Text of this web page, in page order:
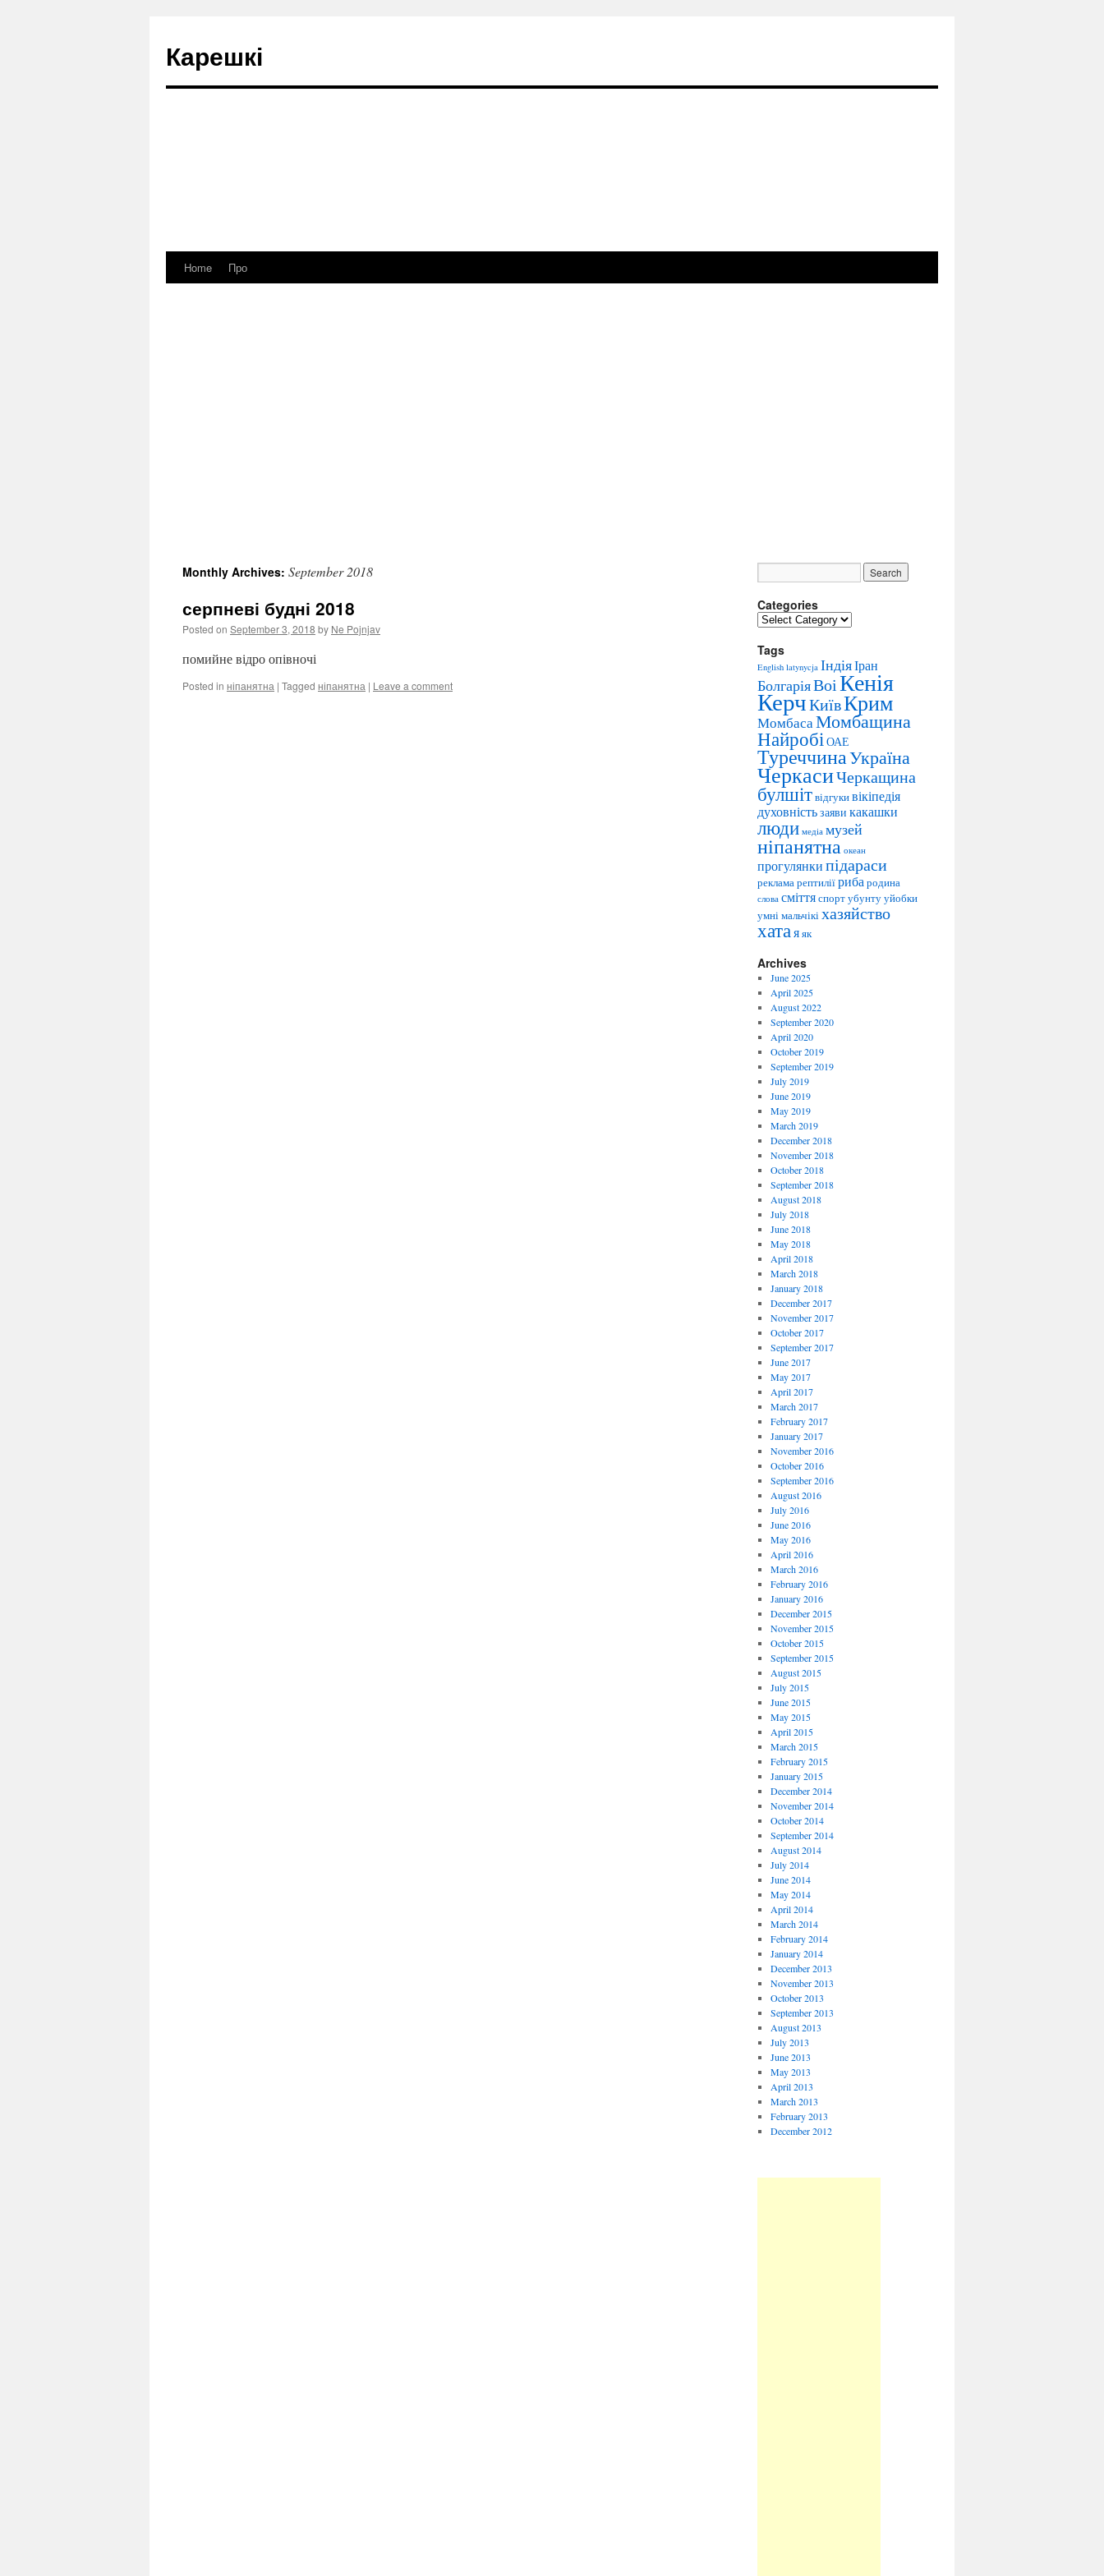
Карешкі
SkipHome Про
Monthly Archives: September 2018
серпневі будні 2018
Posted on September 3, 2018 by Ne Pojnjav
помийне відро опівночі
Posted in ніпанятна | Tagged ніпанятна | Leave a comment
Categories
C
t
e
g
o
r
i
e
s
Tags
English latynycja ІндіяІран
БолгаріяВоіКенія
КерчКиївКрим
МомбасаМомбащина
НайробіОАЕ
ТуреччинаУкраїна
ЧеркасиЧеркащина
булшітвідгукивікіпедія
духовністьзаяви какашки
люди медіа музей
ніпанятна океан
прогулянкипідараси
рекламарептиліїрибародина
слова сміттяспортубунтууйобки
умні мальчікіхазяйство
хатаяяк
Archives
June 2025
April 2025
August 2022
September 2020
April 2020
October 2019
September 2019
July 2019
June 2019
May 2019
March 2019
December 2018
November 2018
October 2018
September 2018
August 2018
July 2018
June 2018
May 2018
April 2018
March 2018
January 2018
December 2017
November 2017
October 2017
September 2017
June 2017
May 2017
April 2017
March 2017
February 2017
January 2017
November 2016
October 2016
September 2016
August 2016
July 2016
June 2016
May 2016
April 2016
March 2016
February 2016
January 2016
December 2015
November 2015
October 2015
September 2015
August 2015
July 2015
June 2015
May 2015
April 2015
March 2015
February 2015
January 2015
December 2014
November 2014
October 2014
September 2014
August 2014
July 2014
June 2014
May 2014
April 2014
March 2014
February 2014
January 2014
December 2013
November 2013
October 2013
September 2013
August 2013
July 2013
June 2013
May 2013
April 2013
March 2013
February 2013
December 2012